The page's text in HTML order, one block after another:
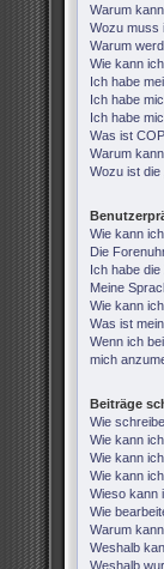
Warum
Wozu muss
Warum
Wie kann
Ich habe
Ich habe
Ich habe
Was ist
Warum
Wozu ist die
Wie kann
Die
Ich habe
Meine
Wie kann
Was ist
Wenn ich
mich
Beiträge
Wie
Wie kann
Wie kann
Wie kann
Wieso kann
Wie
Warum
Weshalb
Weshalb